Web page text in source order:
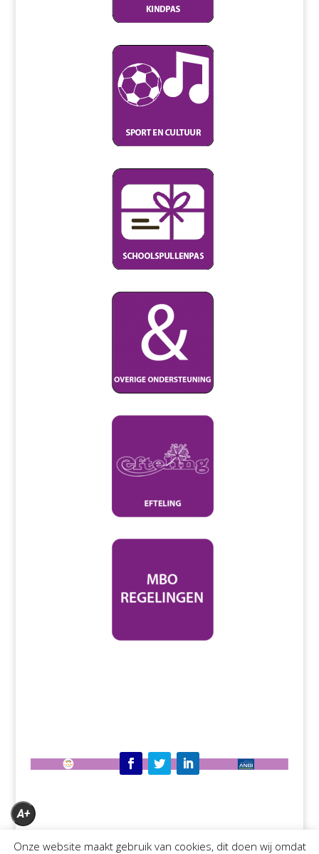
Onze website maakt gebruik van cookies, dit doen wij omdat
A+
A